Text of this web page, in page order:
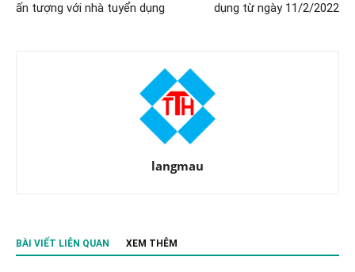
ấn tượng với nhà tuyển dụng
dụng từ ngày 11/2/2022
langmau
BÀI VIẾT LIÊN QUAN XEM THÊM